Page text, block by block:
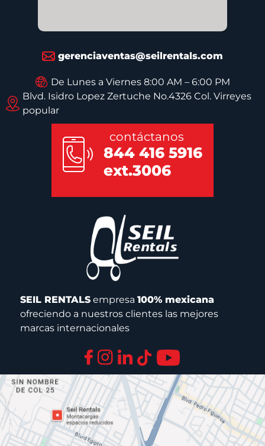
gerenciaventas@seilrentals.com
De Lunes a Viernes 8:00 AM – 6:00 PM
Blvd. Isidro Lopez Zertuche No.4326 Col. Virreyes
popular
contáctanos
844 416 5916
ext.3006
SEIL RENTALSempresa 100% mexicana
ofreciendo a nuestros clientes las mejores
marcas internacionales